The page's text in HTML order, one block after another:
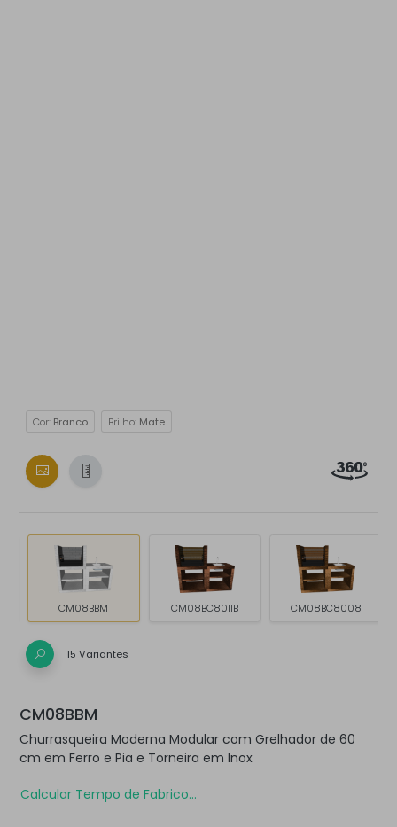
Cor: Branco Brilho: Mate
CM08BBM CM08BC8011B CM08BC8008
15 Variantes
CM08BBM
Churrasqueira Moderna Modular com Grelhador de 60
cm em Ferro e Pia e Torneira em Inox
Calcular Tempo de Fabrico...